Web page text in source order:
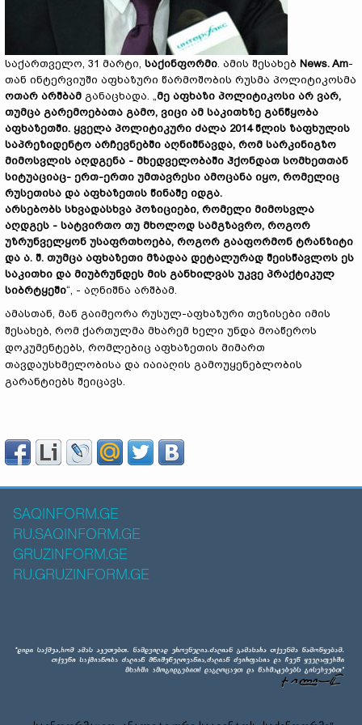
საქართველო, 31 მარტი, საქინფორმი. ამის შესახებ News. Am-
თან ინტერვიუში აფხაზური წარმოშობის რუსმა პოლიტიკოსმა
ოთარ არშბამ განაცხადა. „მე აფხაზი პოლიტიკოსი არ ვარ,
თუმცა გარემოებათა გამო, ვიცი ამ საკითხზე განწყობა
აფხაზეთში. ყველა პოლიტიკური ძალა 2014 წლის ზაფხულის
საპრეზიდენტო არჩევნებში აღნიშნავდა, რომ სარკინიგზო
მიმოსვლის აღდგენა - მხედველობაში ჰქონდათ სომხეთთან
სიტუაციაც- ერთ-ერთი უმთავრესი ამოცანა იყო, რომელიც
რუსეთისა და აფხაზეთის წინაშე იდგა.
არსებობს სხვადასხვა პოზიციები, რომელი მიმოსვლა
აღდგეს - სატვირთო თუ მხოლოდ სამგზავრო, როგორ
უზრუნველყონ უსაფრთხოება, როგორ გააფორმონ ტრანზიტი
და ა. შ. თუმცა აფხაზეთი მზადაა დეტალურად შეისწავლოს ეს
საკითხი და მიუბრუნდეს მის განხილვას უკვე პრაქტიკულ
სიბრტყეში“, - აღნიშნა არშბამ.
ამასთან, მან გაიმეორა რუსულ-აფხაზური თეზისები იმის
შესახებ, რომ ქართულმა მხარემ ხელი უნდა მოაწეროს
დოკუმენტებს, რომლებიც აფხაზეთის მიმართ
თავდაუსხმელობისა და იაიაღის გამოუყენებლობის
გარანტიებს შეიცავს.
SAQINFORM.GE
RU.SAQINFORM.GE
GRUZINFORM.GE
RU.GRUZINFORM.GE